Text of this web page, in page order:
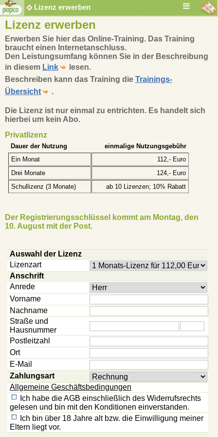
Lizenz erwerben
Erwerben Sie hier das Online-Training. Das Training
braucht einen Internetanschluss.
Den Leistungsumfang können Sie in der Beschreibung
in diesemLink
lesen.
Beschreiben kann das Training dieTrainings-
Übersicht
.
Die Lizenz ist nur einmal zu entrichten. Es handelt sich
hierbei um kein Abo.
Privatlizenz
Dauer der Nutzung
einmalige Nutzungsgebühr
Ein Monat
112,- Euro
Drei Monate
124,- Euro
Schullizenz (3 Monate)
ab 10 Lizenzen; 10% Rabatt
Der Registrierungsschlüssel kommt am Montag, den
10. August mit der Post.
Auswahl der Lizenz
Lizenzart
Anschrift
Anrede
Vorname
Nachname
Straße und
Hausnummer
Postleitzahl
Ort
E-Mail
Zahlungsart
Allgemeine Geschäftsbedingungen
Ich habe die AGB einschließlich des Widerrufsrechts
gelesen und bin mit den Konditionen einverstanden.
Ich bin über 18 Jahre alt bzw. die Einwilligung meiner
Eltern liegt vor.
Lizenz erwerben